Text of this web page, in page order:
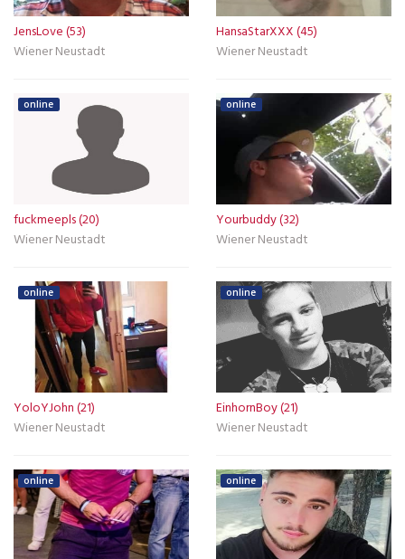
JensLove (53)
Wiener Neustadt
HansaStarXXX (45)
Wiener Neustadt
online
fuckmeepls (20)
Wiener Neustadt
online
Yourbuddy (32)
Wiener Neustadt
online
YoloYJohn (21)
Wiener Neustadt
online
EinhornBoy (21)
Wiener Neustadt
online online